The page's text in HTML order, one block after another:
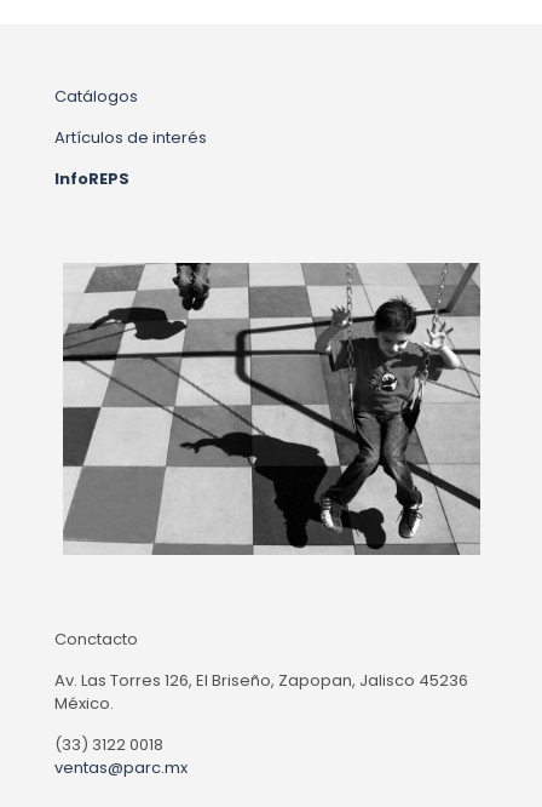
Catálogos
Artículos de interés
InfoREPS
Conctacto
Av. Las Torres 126, El Briseño, Zapopan, Jalisco 45236
México.
(33) 3122 0018
ventas@parc.mx